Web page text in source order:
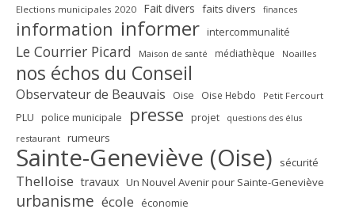
Elections municipales 2020 Fait divers faits divers finances
information informer intercommunalité
Le Courrier Picard Maison de santé médiathèque Noailles
nos échos du Conseil
Observateur de Beauvais Oise Oise Hebdo Petit Fercourt
PLU police municipale presse projet questions des élus
restaurant rumeurs
Sainte-Geneviève (Oise) sécurité
Thelloise travaux Un Nouvel Avenir pour Sainte-Geneviève
urbanisme école économie